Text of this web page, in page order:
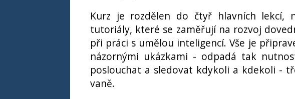
Kurz je rozdělen do čtyř hlavních lekcí,
tutoriály, které se zaměřují na rozvoj
při práci s umělou inteligencí. Vše je
názornými ukázkami - odpadá tak
poslouchat a sledovat kdykoli a kdekoli -
vaně.